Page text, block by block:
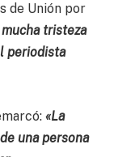
de Unión por
mucha tristeza
periodista
«La
una persona